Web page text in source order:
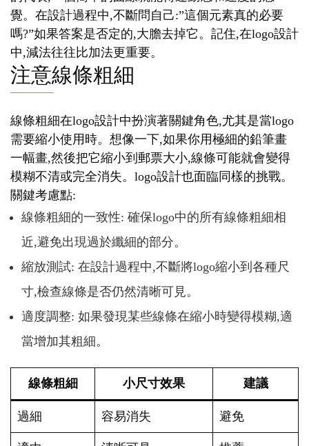
覺。在設計過程中,不斷問自己:”這個元素真的必要
嗎?”如果答案是否定的,大膽去掉它。記住,在logo設計
中,減法往往比加法更重要。
注意線條粗細
線條粗細在logo設計中扮演著關鍵角色,尤其是當logo
需要縮小使用時。想像一下,如果你用極細的鉛筆畫
一幅畫,然後把它縮小到郵票大小,線條可能就會變得
模糊不清或完全消失。logo設計也面臨同樣的挑戰。
關鍵考慮點:
線條粗細的一致性: 確保logo中的所有線條粗細相
近,避免出現過於纖細的部分。
縮放測試: 在設計過程中,不斷將logo縮小到各種尺
寸,檢查線條是否仍然清晰可見。
適度調整: 如果發現某些線條在縮小時變得模糊,適
當增加其粗細。
線條粗細 小尺寸效果 建議
過細 容易消失 避免